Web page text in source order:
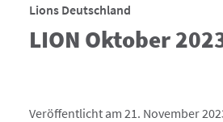
Lions Deutschland
LION Oktober
Veröffentlicht am 21. November